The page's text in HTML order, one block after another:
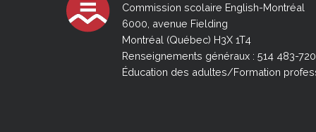
Calendrier - Secteur des adultes
Calendrier - Secteur des jeunes
Calendrier - Secteur form. professionnelle
Commission scolaire English-Montréal
6000, avenue Fielding
Montréal (Québec) H3X 1T4
Renseignements généraux : 514 483-
Éducation des adultes/Formation